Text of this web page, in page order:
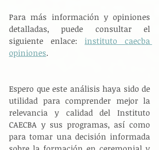
Para más información y opiniones
detalladas, puede consultar el
siguiente enlace: instituto caecba
opiniones.
Espero que este análisis haya sido de
utilidad para comprender mejor la
relevancia y calidad del Instituto
CAECBA y sus programas, así como
para tomar una decisión informada